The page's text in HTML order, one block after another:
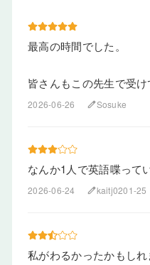
最高の時間でした。
皆さんもこの先生で受け
2026-06-26 editSosuke
なんか1人で英語喋って
2026-06-24 editkaitj0201-25
私がわるかったかもし